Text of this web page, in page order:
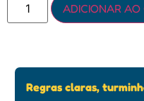
ADICIONAR AO
Regras claras,